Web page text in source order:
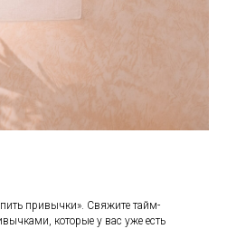
привычки». Свяжите тайм-
которые у вас уже есть